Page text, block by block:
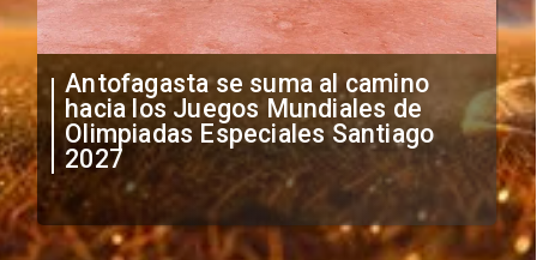
"Falta de profesionalismo": Sifup
anuncia medidas por situación
irregular de futbolistas
extranjeros